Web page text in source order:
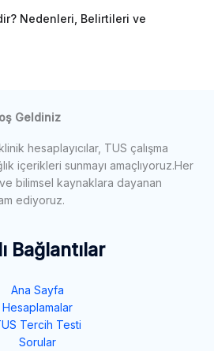
Nedenleri, Belirtileri ve
Geldiniz
hesaplayıcılar, TUS çalışma
içerikleri sunmayı amaçlıyoruz.Her
bilimsel kaynaklara dayanan
ediyoruz.
Bağlantılar
Ana Sayfa
Hesaplamalar
Tercih Testi
Sorular